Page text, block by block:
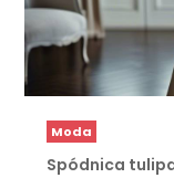
Moda
Spódnica